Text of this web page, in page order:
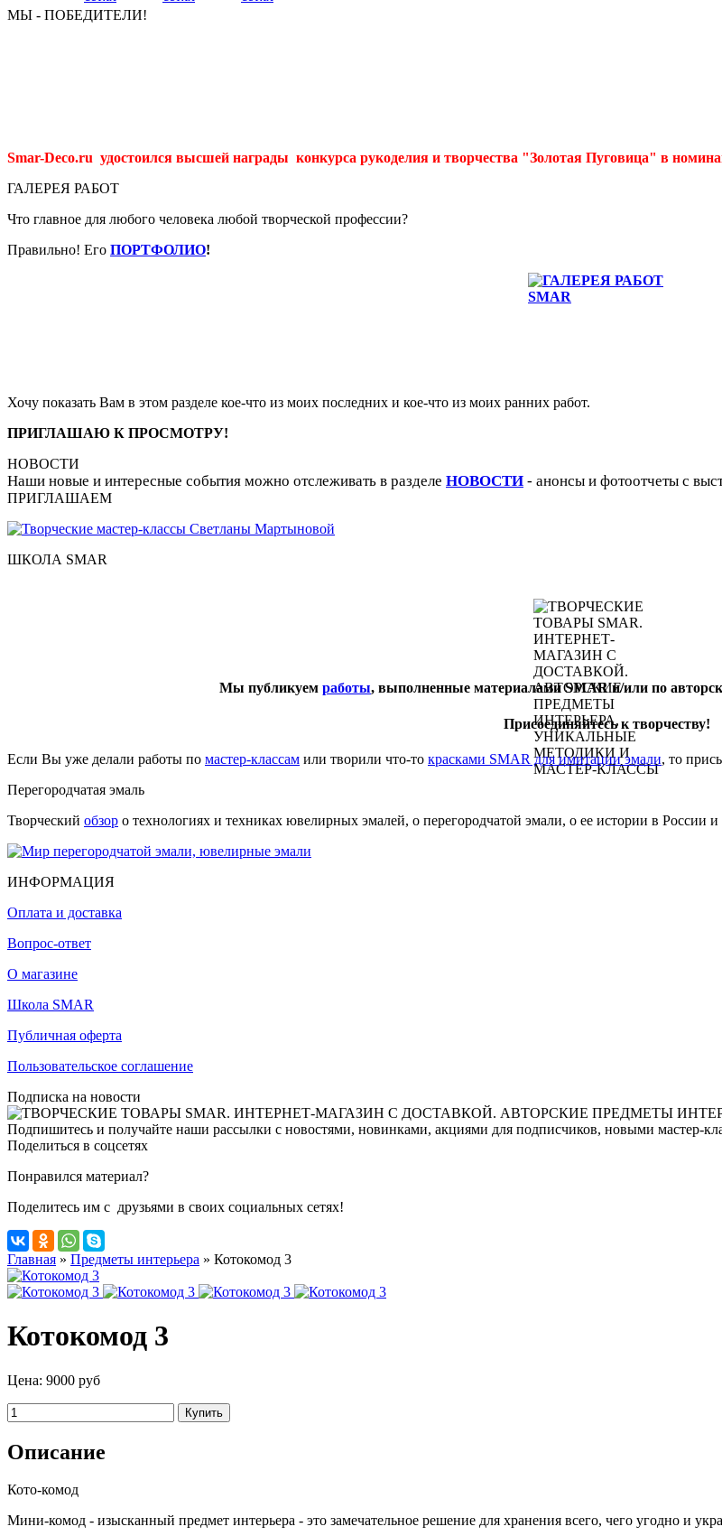
МЫ - ПОБЕДИТЕЛИ!
Smar-Deco.ru удостоился высшей награды конкурса рукоделия и творчества "Золотая Пуговица" в
ГАЛЕРЕЯ РАБОТ
Что главное для любого человека любой творческой профессии?
Правильно! Его ПОРТФОЛИО!
Хочу показать Вам в этом разделе кое-что из моих последних и кое-что из моих ранних работ.
ПРИГЛАШАЮ К ПРОСМОТРУ!
НОВОСТИ
Наши новые и интересные события можно отслеживать в разделе НОВОСТИ - анонсы и фотоотчеты с
ПРИГЛАШАЕМ
ШКОЛА SMAR
Мы публикуем работы, выполненные материалами SMAR и/или по
Присоединяйтесь к творчеству!
Если Вы уже делали работы по мастер-классам или творили что-то красками SMAR для имитации эмали, то
Перегородчатая эмаль
Творческий обзор о технологиях и техниках ювелирных эмалей, о перегородчатой эмали, о ее истории в
ИНФОРМАЦИЯ
Оплата и доставка
Вопрос-ответ
О магазине
Школа SMAR
Публичная оферта
Пользовательское соглашение
Подписка на новости
Подпишитесь и получайте наши рассылки с новостями, новинками, акциями для подписчиков, новыми мастер-
Поделиться в соцсетях
Понравился материал?
Поделитесь им с друзьями в своих социальных сетях!
Главная » Предметы интерьера » Котокомод 3
Котокомод 3
Цена: 9000 руб
Описание
Кото-комод
Мини-комод - изысканный предмет интерьера - это замечательное решение для хранения всего, чего угодно и